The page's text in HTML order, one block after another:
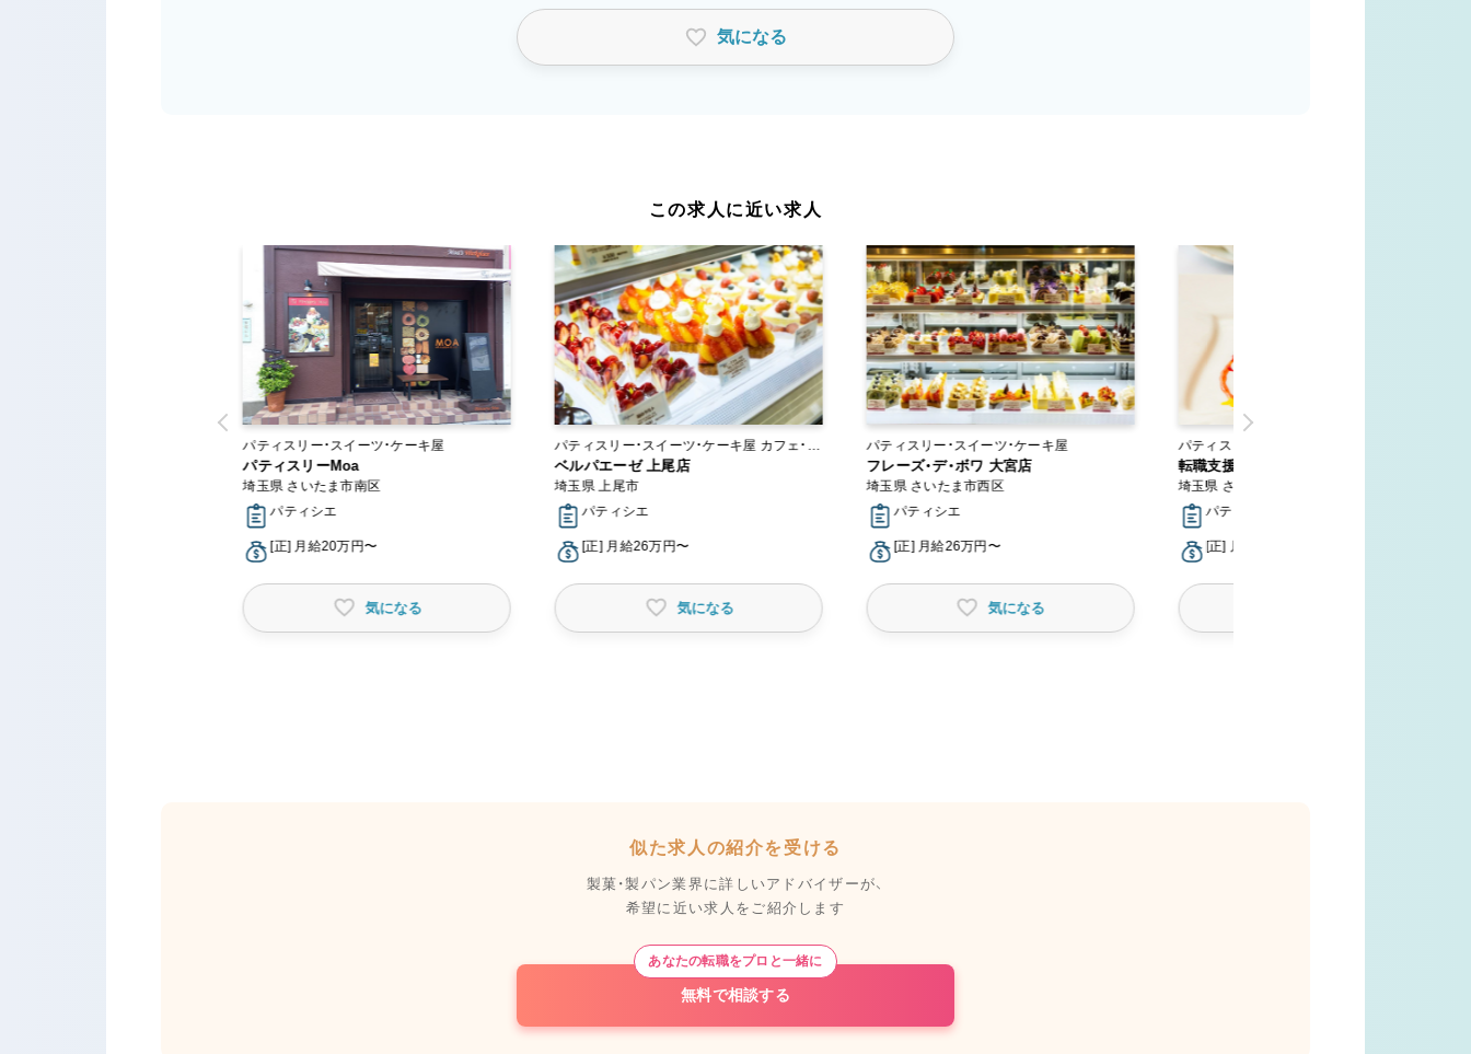
気になる
この求人に近い求人
パティスリー・スイーツ・ケーキ屋
パティスリーMoa
埼玉県 さいたま市南区
パティシエ
[正] 月給20万円〜
気になる
パティスリー・スイーツ・ケーキ屋 カフェ・レ
ストラン
ベルパエーゼ 上尾店
埼玉県 上尾市
パティシエ
[正] 月給26万円〜
気になる
パティスリー・スイーツ・ケーキ屋
フレーズ・デ・ボワ 大宮店
埼玉県 さいたま市西区
パティシエ
[正] 月給26万円〜
気になる
パティスリー・スイーツ・ケーキ屋
転職支援サービス
埼玉県 さいたま市
パティシエ
[正] 月給20万円〜
似た求人の紹介を受ける
製菓・製パン業界に詳しいアドバイザーが、
希望に近い求人をご紹介します
あなたの転職をプロと一緒に
無料で相談する